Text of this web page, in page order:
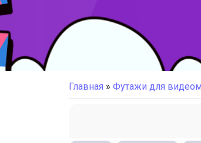
Главная » Футажи для